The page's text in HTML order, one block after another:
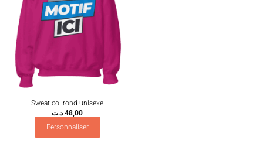
Sweat col rond unisexe
48,00 د.ت
Personnaliser